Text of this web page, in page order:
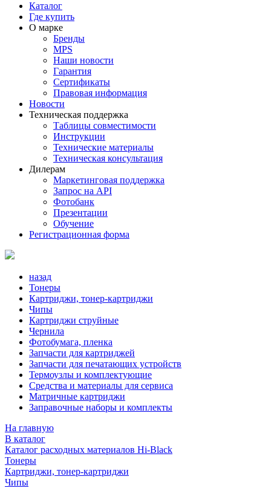
Каталог
Где купить
О марке
Бренды
MPS
Наши новости
Гарантия
Сертификаты
Правовая информация
Новости
Техническая поддержка
Таблицы совместимости
Инструкции
Технические материалы
Техническая консультация
Дилерам
Маркетинговая поддержка
Запрос на API
Фотобанк
Презентации
Обучение
Регистрационная форма
назад
Тонеры
Картриджи, тонер-картриджи
Чипы
Картриджи струйные
Чернила
Фотобумага, пленка
Запчасти для картриджей
Запчасти для печатающих устройств
Термоузлы и комплектующие
Средства и материалы для сервиса
Матричные картриджи
Заправочные наборы и комплекты
На главную
В каталог
Каталог расходных материалов Hi-Black
Тонеры
Картриджи, тонер-картриджи
Чипы